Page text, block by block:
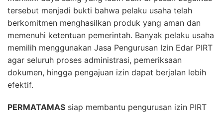
tersebut menjadi bukti bahwa pelaku usaha telah
berkomitmen menghasilkan produk yang aman dan
memenuhi ketentuan pemerintah. Banyak pelaku usaha
memilih menggunakan Jasa Pengurusan Izin Edar PIRT
agar seluruh proses administrasi, pemeriksaan
dokumen, hingga pengajuan izin dapat berjalan lebih
efektif.
PERMATAMAS siap membantu pengurusan izin PIRT